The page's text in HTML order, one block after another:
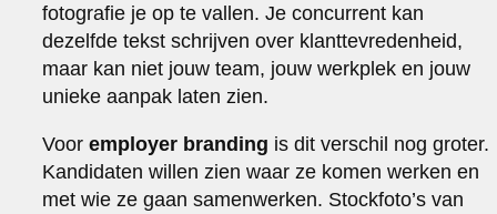
fotografie je op te vallen. Je concurrent kan
dezelfde tekst schrijven over klanttevredenheid,
maar kan niet jouw team, jouw werkplek en jouw
unieke aanpak laten zien.
Vooremployer branding is dit verschil nog groter.
Kandidaten willen zien waar ze komen werken en
met wie ze gaan samenwerken. Stockfoto’s van